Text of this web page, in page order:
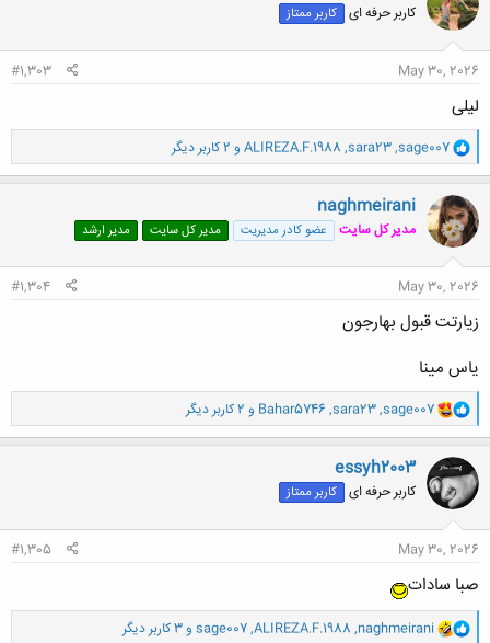
ه
ا
کاربر حرفه ای کاربر ممتاز
May 30, 2026
#1,303
لیلی
و
ا
ک
ن
ش
ه
ا
sage007
,
sara23
,
ALIREZA.F.1988 و 2 کاربر دیگر
naghmeirani
مدیر کل سایت عضو کادر مدیریت مدیر کل سایت مدیر ارشد
May 30, 2026
#1,304
زیارتت قبول بهارجون
یاس مینا
و
ا
ک
ن
ش
ه
:
sage007
,
sara23
,
Bahar5746 و 2 کاربر دیگر
essyh2003
کاربر حرفه ای کاربر ممتاز
May 30, 2026
#1,305
صبا سادات
وnaghmeirani
,
ALIREZA.F.1988
,
sage007 و 3 کاربر دیگر